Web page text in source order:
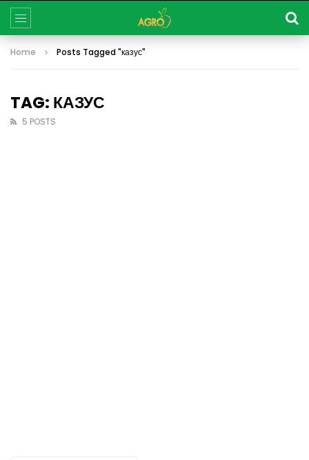
Home Posts Tagged "казус"
TAG: КАЗУС
5 POSTS